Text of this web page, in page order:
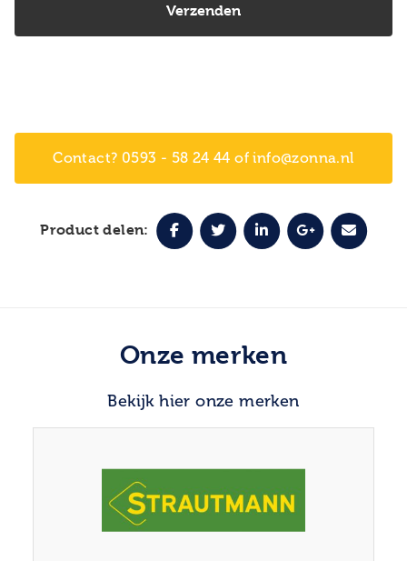
Contact? 0593 - 58 24 44 of info@zonna.nl
Product delen:
Onze merken
Bekijk hier onze merken